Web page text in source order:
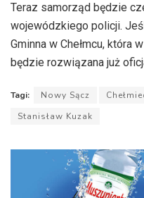
Teraz samorząd będzie
wojewódzkiego policji.
Gminna w Chełmcu, która
będzie rozwiązana już
Tagi: Nowy Sącz
Stanisław Kuzak